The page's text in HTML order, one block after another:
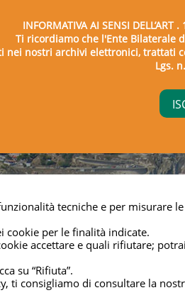
INFORMATIVA AI SENSI
Ti ricordiamo che l'Ente Bilaterale
nei nostri archivi elettronici, trattati
Lgs.
Managed
tecniche e per misurare
cookie per le finalità indicate.
accettare e quali rifiutare;
su “Rifiuta”.
ti consigliamo di consultare la